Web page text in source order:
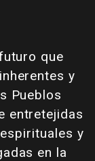
que
y
Pueblos
entretejidas
y
en la